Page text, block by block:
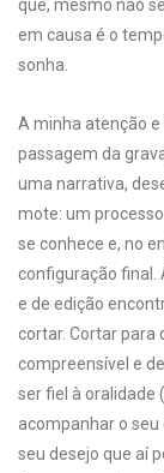
que, mesmo não
em causa é o
sonha.
A minha atenção
passagem da
uma narrativa,
mote: um
se conhece e, no
configuração final.
e de edição
cortar. Cortar para
compreensível e
ser fiel à oralidade
acompanhar o seu
seu desejo que aí